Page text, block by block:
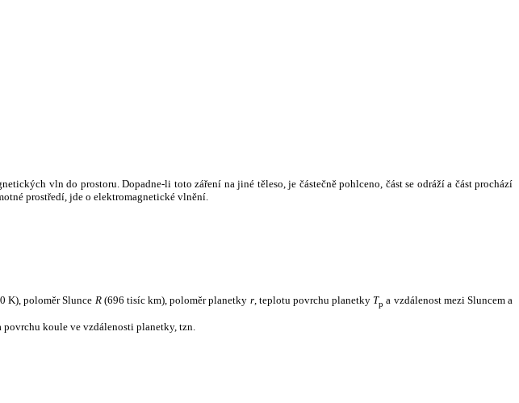
vln do prostoru. Dopadne-li toto záření na jiné těleso, je částečně pohlceno, část se odráží a část prochází
prostředí, jde o elektromagnetické vlnění.
K), poloměr Slunce R(696 tisíc km), poloměr planetky r, teplotu povrchu planetky Tp a vzdálenost mezi Sluncem a
povrchu koule ve vzdálenosti planetky, tzn.